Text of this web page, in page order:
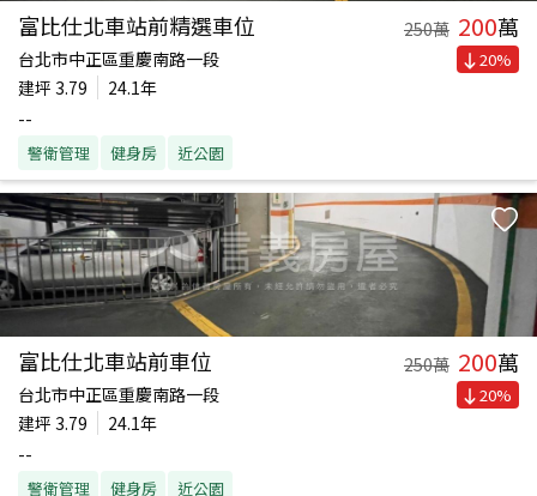
富比仕北車站前精選車位 250萬 200萬
台北市中正區重慶南路一段
建坪 3.79
24.1年
--
警衛管理 健身房 近公園
20%
富比仕北車站前車位 250萬 200萬
台北市中正區重慶南路一段
建坪 3.79
24.1年
--
警衛管理 健身房 近公園
20%